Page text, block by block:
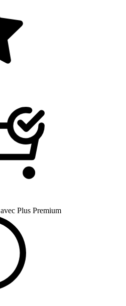
avec Plus Premium